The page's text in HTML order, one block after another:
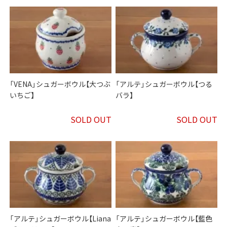
「VENA」シュガーボウル【大つぶ
いちご】
SOLD OUT
「アルテ」シュガーボウル【つる
バラ】
SOLD OUT
「アルテ」シュガーボウル【Liana 「アルテ」シュガーボウル【藍色